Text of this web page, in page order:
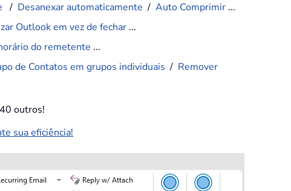
/ Desanexar automaticamente /Auto Comprimir ...
Outlook em vez de fechar ...
do remetente ...
de Contatos em grupos individuais / Remover
outros!
sua eficiência!